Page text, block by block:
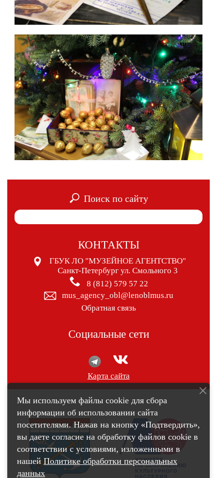
Поиск по сайту
КОНТАКТЫ
ГБУК ЛО "МУЗЕЙНОЕ АГЕНТСТВО"
Санкт-Петербург ул. Смольного 3
8 (812) 579 57 22
mus_agency_obl@lenoblmus.ru
Обратная связь
Социальные сети
Карта сайта
Мы используем файлы cookie для сбора
информации об использовании сайта
посетителями. Нажав на кнопку «Подтвердить»,
вы даете согласие на обработку файлов cookie в
соответствии с условиями, изложенными в
нашей Политике обработки персональных
данных